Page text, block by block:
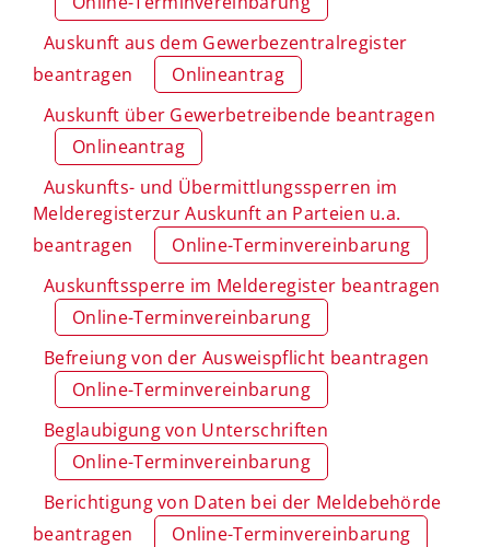
Auskunft aus dem Gewerbezentralregister
beantragen
Onlineantrag
Auskunft über Gewerbetreibende beantragen
Onlineantrag
Auskunfts- und Übermittlungssperren im
Melderegisterzur Auskunft an Parteien u.a.
beantragen
Online-Terminvereinbarung
Auskunftssperre im Melderegister beantragen
Online-Terminvereinbarung
Befreiung von der Ausweispflicht beantragen
Online-Terminvereinbarung
Beglaubigung von Unterschriften
Online-Terminvereinbarung
Berichtigung von Daten bei der Meldebehörde
beantragen
Online-Terminvereinbarung